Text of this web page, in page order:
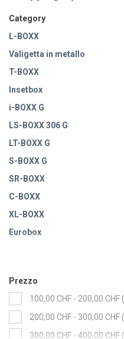
Category
L-BOXX
Valigetta in metallo
T-BOXX
Insetbox
i-BOXX G
LS-BOXX 306 G
LT-BOXX G
S-BOXX G
SR-BOXX
C-BOXX
XL-BOXX
Eurobox
Prezzo
100,00 CHF - 200,00 CHF
200,00 CHF - 300,00 CHF
300,00 CHF - 400,00 CHF